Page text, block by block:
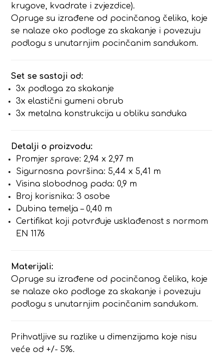
krugove, kvadrate i zvjezdice).
Opruge su izrađene od pocinčanog čelika, koje
se nalaze oko podloge za skakanje i povezuju
podlogu s unutarnjim pocinčanim sandukom.
Set se sastoji od:
3x podloga za skakanje
3x elastični gumeni obrub
3x metalna konstrukcija u obliku sanduka
Detalji o proizvodu:
Promjer sprave: 2,94 x 2,97 m
Sigurnosna površina: 5,44 x 5,41 m
Visina slobodnog pada: 0,9 m
Broj korisnika: 3 osobe
Dubina temelja – 0,40 m
Certifikat koji potvrđuje usklađenost s normom
EN 1176
Materijali:
Opruge su izrađene od pocinčanog čelika, koje
se nalaze oko podloge za skakanje i povezuju
podlogu s unutarnjim pocinčanim sandukom.
Prihvatljive su razlike u dimenzijama koje nisu
veće od +/- 5%.